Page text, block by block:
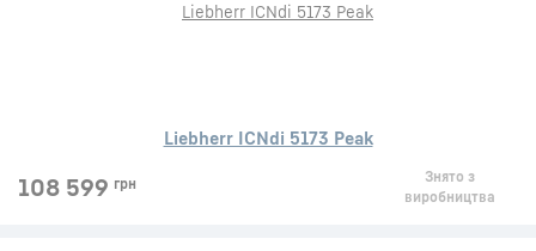
Liebherr ICNdi 5173 Peak
108 599 грн
Знято з
виробництва